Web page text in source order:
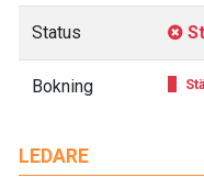
LEDARE
Status
Bokning